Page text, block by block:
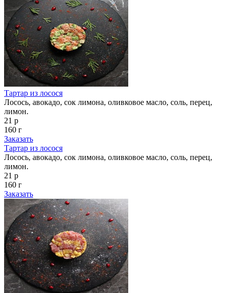
Тартар из лосося
Лосось, авокадо, сок лимона, оливковое масло, соль, перец,
лимон.
21 р
160 г
Заказать
Тартар из лосося
Лосось, авокадо, сок лимона, оливковое масло, соль, перец,
лимон.
21 р
160 г
Заказать